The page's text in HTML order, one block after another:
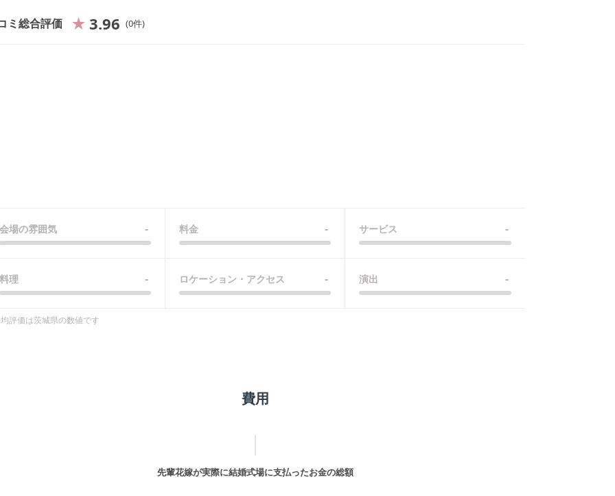
ミ総合評価 3.96 0件
会場の雰囲気 - 料金 - サービス -
料理 - ロケーション・アクセス - 演出 -
評価は茨城県の数値です
費用
先輩花嫁が実際に結婚式場に支払ったお金の総額